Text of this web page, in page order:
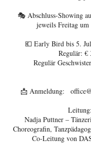
🎭 Abschluss-Showing
jeweils Freitag
💶 Early Bird bis 5.
Regulär: €
Regulär
📩 Anmeldung:
Leitung:
Nadja Puttner –
Choreografin,
Co-Leitung von